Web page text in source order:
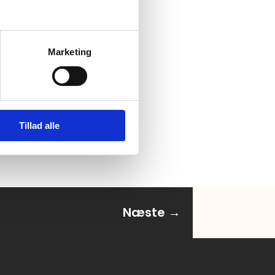
Marketing
Tillad alle
viderebearbejdet
Næste →